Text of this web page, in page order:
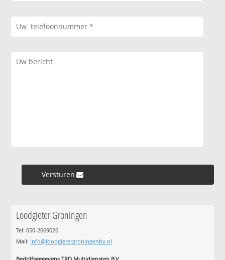
Versturen »
Loodgieter Groningen
Tel: 050-2069026
Mail: info@loodgietergroningenbv.nl